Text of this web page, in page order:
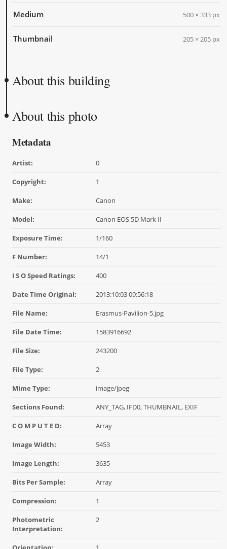
Medium 500 × 333 px
Thumbnail 205 × 205 px
About this building
About this photo
Metadata
Artist: 0
Copyright: 1
Make: Canon
Model: Canon EOS 5D Mark II
Exposure Time: 1/160
F Number: 14/1
I S O Speed Ratings: 400
Date Time Original: 2013:10:03 09:56:18
File Name: Erasmus-Pavilion-5.jpg
File Date Time: 1583916692
File Size: 243200
File Type: 2
Mime Type: image/jpeg
Sections Found: ANY_TAG, IFD0, THUMBNAIL, EXIF
C O M P U T E D: Array
Image Width: 5453
Image Length: 3635
Bits Per Sample: Array
Compression: 1
Photometric
Interpretation:
2